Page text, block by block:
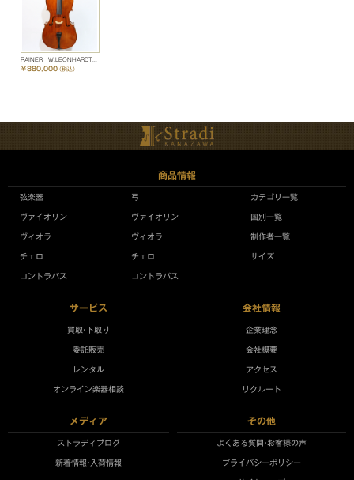
￥880,000（税込）
商品情報
弦楽器
ヴァイオリン
ヴィオラ
チェロ
コントラバス
弓
ヴァイオリン
ヴィオラ
チェロ
コントラバス
カテゴリ一覧
国別一覧
制作者一覧
サイズ
サービス
買取•下取り
委託販売
レンタル
オンライン楽器相談
会社情報
企業理念
会社概要
アクセス
リクルート
メディア
ストラディブログ
新着情報•入荷情報
その他
よくある質問•お客様の声
プライバシーポリシー